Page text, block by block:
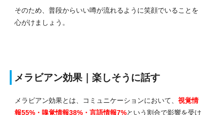
そのため、普段からいい噂が流れるように笑顔でいることを
心がけましょう。
メラビアン効果｜楽しそうに話す
メラビアン効果とは、コミュニケーションにおいて、 視覚情
報55%・嗅覚情報38%・言語情報7%という割合で影響を受け